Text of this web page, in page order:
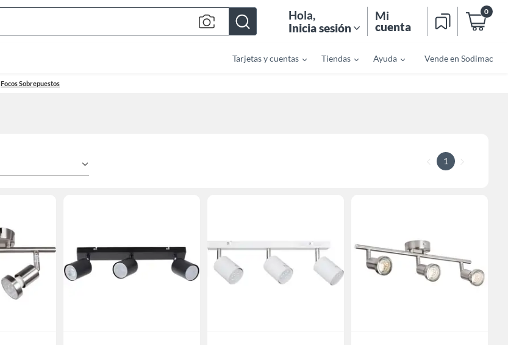
Bar
Hola,
Inicia sesión
Mi
cuenta
0
Tarjetas y cuentas Tiendas Ayuda Vende en Sodimac
Focos Sobrepuestos
1